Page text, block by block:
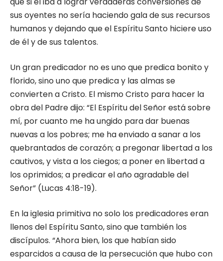
sus oyentes no sería haciendo gala de sus recursos
humanos y dejando que el Espíritu Santo hiciere uso
de él y de sus talentos.
Un gran predicador no es uno que predica bonito y
florido, sino uno que predica y las almas se
convierten a Cristo. El mismo Cristo para hacer la
obra del Padre dijo: “El Espíritu del Señor está sobre
mí, por cuanto me ha ungido para dar buenas
nuevas a los pobres; me ha enviado a sanar a los
quebrantados de corazón; a pregonar libertad a los
cautivos, y vista a los ciegos; a poner en libertad a
los oprimidos; a predicar el año agradable del
Señor” (Lucas 4:18-19).
En la iglesia primitiva no solo los predicadores eran
llenos del Espíritu Santo, sino que también los
discípulos. “Ahora bien, los que habían sido
esparcidos a causa de la persecución que hubo con